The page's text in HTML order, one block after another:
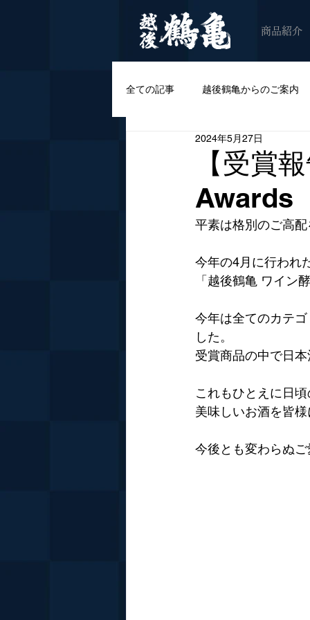
商品紹介
全ての記事 越後鶴亀からのご案内
【受賞
Awards
2024年5月27日
平素は格別のご高
今年の4月に行われ
「越後鶴亀 ワイン
今年は全てのカテ
した。
受賞商品の中で日
これもひとえに日
美味しいお酒を皆
今後とも変わらぬ